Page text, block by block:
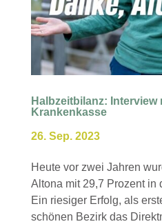
Halbzeitbilanz: Interview
Krankenkasse
26. Sep. 2023
Heute vor zwei Jahren
Altona mit 29,7 Prozent in
Ein riesiger Erfolg, als
schönen Bezirk das